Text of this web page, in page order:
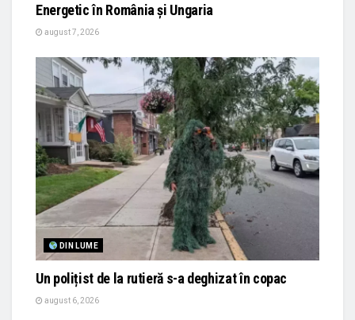
Energetic în România și Ungaria
august 7, 2026
DIN LUME
Un polițist de la rutieră s-a deghizat în copac
august 6, 2026